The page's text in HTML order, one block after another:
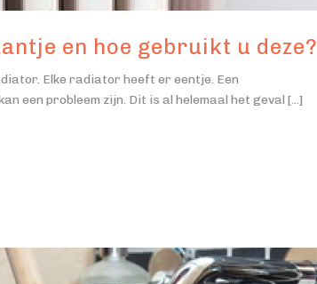
en hoe gebruikt u deze?
Elke radiator heeft er eentje. Een
een probleem zijn. Dit is al helemaal het geval [...]